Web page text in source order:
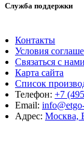
Служба поддержки
Контакты
Условия
Связаться с нами
Карта сайта
Список
Телефон: +7
Email:
Адрес: Москва,